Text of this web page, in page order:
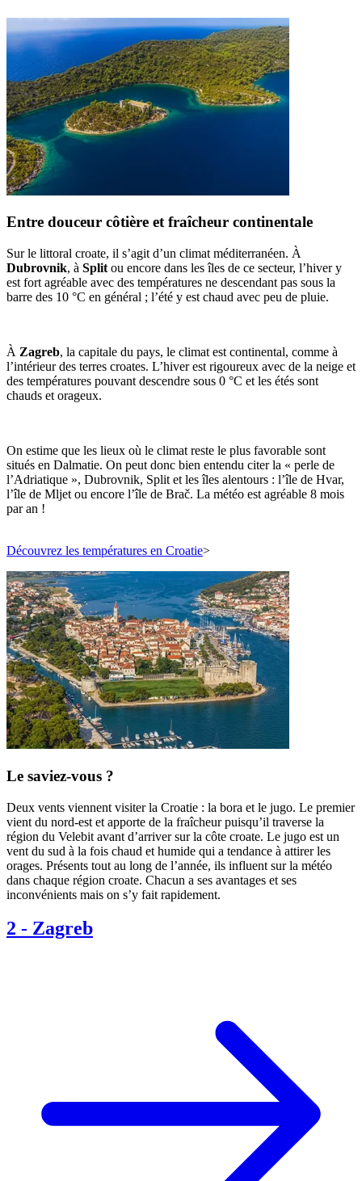
Entre douceur côtière et fraîcheur continentale
Sur le littoral croate, il s’agit d’un climat méditerranéen. À
Dubrovnik, à Split ou encore dans les îles de ce secteur, l’hiver y
est fort agréable avec des températures ne descendant pas sous la
barre des 10 °C en général ; l’été y est chaud avec peu de pluie.
À Zagreb, la capitale du pays, le climat est continental, comme à
l’intérieur des terres croates. L’hiver est rigoureux avec de la neige et
des températures pouvant descendre sous 0 °C et les étés sont
chauds et orageux.
On estime que les lieux où le climat reste le plus favorable sont
situés en Dalmatie. On peut donc bien entendu citer la « perle de
l’Adriatique », Dubrovnik, Split et les îles alentours : l’île de Hvar,
l’île de Mljet ou encore l’île de Brač. La météo est agréable 8 mois
par an !
Découvrez les températures en Croatie>
Le saviez-vous ?
Deux vents viennent visiter la Croatie : la bora et le jugo. Le premier
vient du nord-est et apporte de la fraîcheur puisqu’il traverse la
région du Velebit avant d’arriver sur la côte croate. Le jugo est un
vent du sud à la fois chaud et humide qui a tendance à attirer les
orages. Présents tout au long de l’année, ils influent sur la météo
dans chaque région croate. Chacun a ses avantages et ses
inconvénients mais on s’y fait rapidement.
2 - Zagreb